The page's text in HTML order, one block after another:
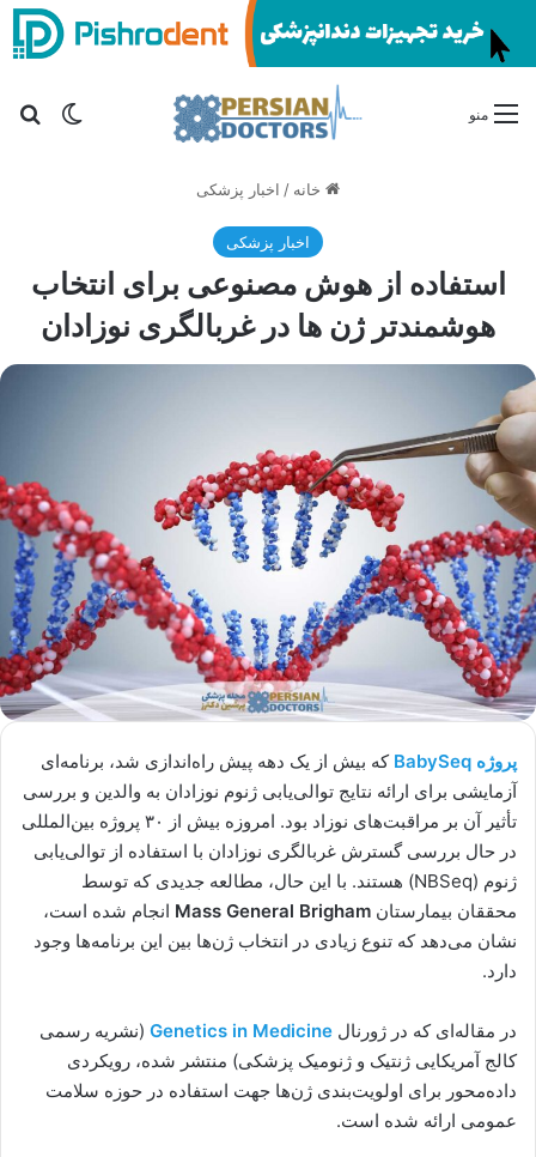
تغییر منو
خانه / اخبار پزشکی
اخبار پزشکی
استفاده از هوش مصنوعی برای انتخاب
هوشمندتر ژن ها در غربالگری نوزادان
پروژه BabySeq
که بیش از یک دهه پیش راه‌اندازی شد، برنامه‌ای
آزمایشی برای ارائه نتایج توالی‌یابی ژنوم نوزادان به والدین و بررسی
تأثیر آن بر مراقبت‌های نوزاد بود. امروزه بیش از ۳۰ پروژه بین‌المللی
در حال بررسی گسترش غربالگری نوزادان با استفاده از توالی‌یابی
ژنوم (NBSeq) هستند. با این حال، مطالعه جدیدی که توسط
محققان بیمارستان Mass General Brigham انجام شده است،
نشان می‌دهد که تنوع زیادی در انتخاب ژن‌ها بین این برنامه‌ها وجود
دارد.
در مقاله‌ای که در ژورنال Genetics in Medicine (نشریه رسمی
کالج آمریکایی ژنتیک و ژنومیک پزشکی) منتشر شده، رویکردی
داده‌محور برای اولویت‌بندی ژن‌ها جهت استفاده در حوزه سلامت
عمومی ارائه شده است.